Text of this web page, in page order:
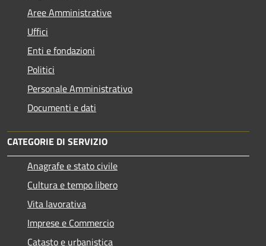
Aree Amministrative
Uffici
Enti e fondazioni
Politici
Personale Amministrativo
Documenti e dati
CATEGORIE DI SERVIZIO
Anagrafe e stato civile
Cultura e tempo libero
Vita lavorativa
Imprese e Commercio
Catasto e urbanistica